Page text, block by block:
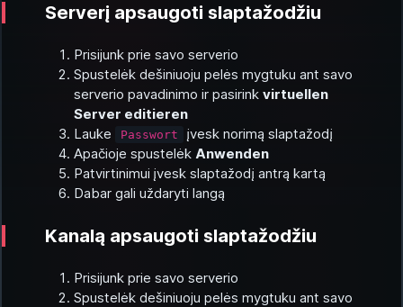
Serverį apsaugoti slaptažodžiu
Prisijunk prie savo serverio
Spustelėk dešiniuoju pelės mygtuku ant savo
serverio pavadinimo ir pasirink virtuellen
Server editieren
Lauke
Passwort
įvesk norimą slaptažodį
Apačioje spustelėk Anwenden
Patvirtinimui įvesk slaptažodį antrą kartą
Dabar gali uždaryti langą
Kanalą apsaugoti slaptažodžiu
Prisijunk prie savo serverio
Spustelėk dešiniuoju pelės mygtuku ant savo